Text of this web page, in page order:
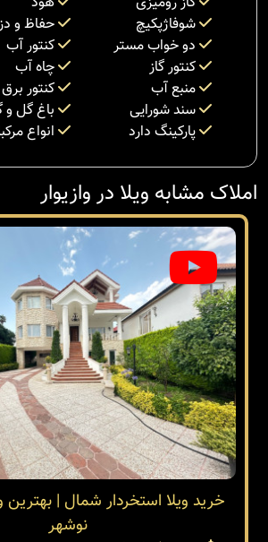
شوفاژپکیچ
حفاظ و
دو خواب مستر
کنتور آب
کنتور گاز
چاه آب
منبع آب
کنتور برق
سند شورایی
باغ گل و
پارکینگ دارد
انواع
املاک مشابه ویلا در وازیوار
خرید ویلا استخردار شمال |
نوشهر